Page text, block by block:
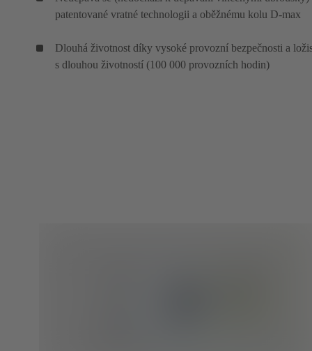
patentované vratné technologii a oběžnému kolu D-max
Dlouhá životnost díky vysoké provozní bezpečnosti a
s dlouhou životností (100 000 provozních hodin)